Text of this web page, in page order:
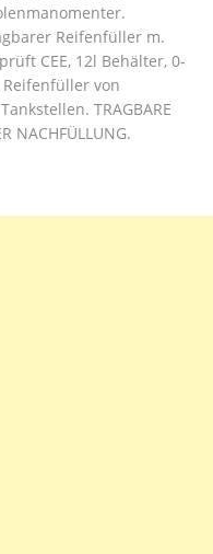
Reifenfüller m.
CEE, 12l Behälter, 0-
von
TRAGBARE
NACHFÜLLUNG.